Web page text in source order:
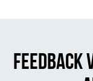
Feedback